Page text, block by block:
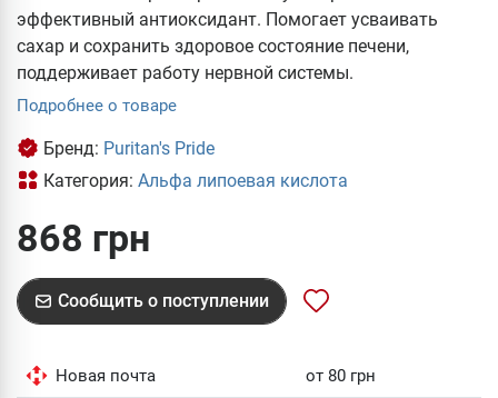
эффективный антиоксидант. Помогает усваивать
сахар и сохранить здоровое состояние печени,
поддерживает работу нервной системы.
Подробнее о товаре
Бренд: Puritan's Pride
Категория: Альфа липоевая кислота
868 грн
Сообщить о поступлении
Новая почта от 80 грн